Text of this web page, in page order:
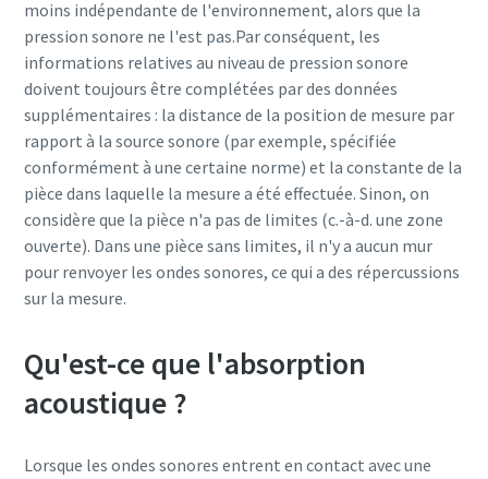
moins indépendante de l'environnement, alors que la
pression sonore ne l'est pas.Par conséquent, les
informations relatives au niveau de pression sonore
doivent toujours être complétées par des données
supplémentaires : la distance de la position de mesure par
rapport à la source sonore (par exemple, spécifiée
conformément à une certaine norme) et la constante de la
pièce dans laquelle la mesure a été effectuée. Sinon, on
considère que la pièce n'a pas de limites (c.-à-d. une zone
ouverte). Dans une pièce sans limites, il n'y a aucun mur
pour renvoyer les ondes sonores, ce qui a des répercussions
sur la mesure.
Qu'est-ce que l'absorption
acoustique ?
Lorsque les ondes sonores entrent en contact avec une